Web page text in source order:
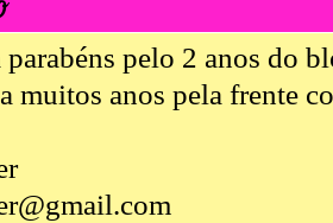
pelo 2 anos do
muitos anos pela frente